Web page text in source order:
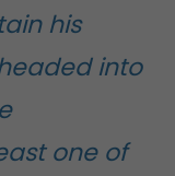
his
into
one of